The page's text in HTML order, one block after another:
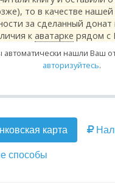
то в качестве
за сделанный
к аватарке рядом с
нашли Ваш
авторизуйтесь.
карта
способы